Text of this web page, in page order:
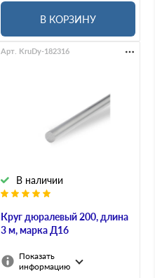
В КОРЗИНУ
Круг дюралевый 200, длина
3 м, марка Д16
В наличии
Арт. KruDy-182316
Показать
информацию